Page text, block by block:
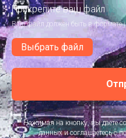
Прикрепите ваш файл
Ваш файл должен быть в формате
Выбрать файл
Нажимая на кнопку, вы даете
данных и соглашаетесь c